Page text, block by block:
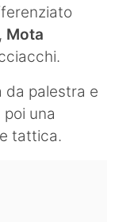
, Mota
palestra e
una
tattica.